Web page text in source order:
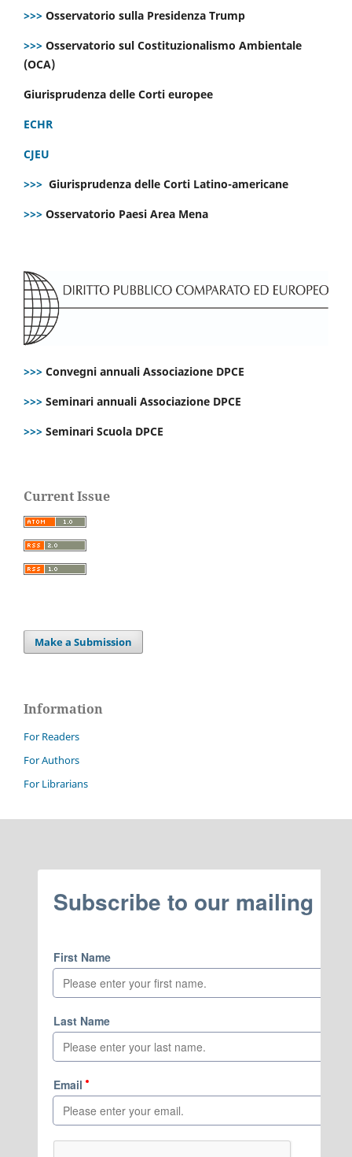
>>> Osservatorio sulla Presidenza Trump
>>> Osservatorio sul Costituzionalismo Ambientale
(OCA)
Giurisprudenza delle Corti europee
ECHR
CJEU
>>> Giurisprudenza delle Corti Latino-americane
>>> Osservatorio Paesi Area Mena
>>> Convegni annuali Associazione DPCE
>>> Seminari annuali Associazione DPCE
>>> Seminari Scuola DPCE
Current Issue
Make a Submission
Information
For Readers
For Authors
For Librarians